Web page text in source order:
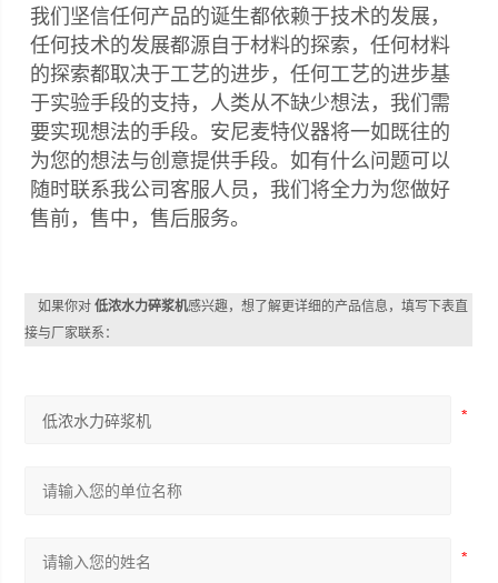
我们坚信任何产品的诞生都依赖于技术的发展，
任何技术的发展都源自于材料的探索，任何材料
的探索都取决于工艺的进步，任何工艺的进步基
于实验手段的支持，人类从不缺少想法，我们需
要实现想法的手段。安尼麦特仪器将一如既往的
为您的想法与创意提供手段。如有什么问题可以
随时联系我公司客服人员，我们将全力为您做好
售前，售中，售后服务。
如果你对低浓水力碎浆机感兴趣，想了解更详细的产品信息，填写下表直
接与厂家联系：